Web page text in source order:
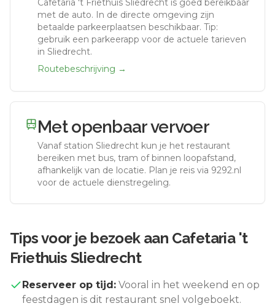
Cafetaria 't Friethuis Sliedrecht is goed bereikbaar
met de auto. In de directe omgeving zijn
betaalde parkeerplaatsen beschikbaar. Tip:
gebruik een parkeerapp voor de actuele tarieven
in Sliedrecht.
Routebeschrijving →
Met openbaar vervoer
Vanaf station Sliedrecht kun je het restaurant
bereiken met bus, tram of binnen loopafstand,
afhankelijk van de locatie. Plan je reis via 9292.nl
voor de actuele dienstregeling.
Tips voor je bezoek aan Cafetaria 't
Friethuis Sliedrecht
Reserveer op tijd: Vooral in het weekend en op
feestdagen is dit restaurant snel volgeboekt.